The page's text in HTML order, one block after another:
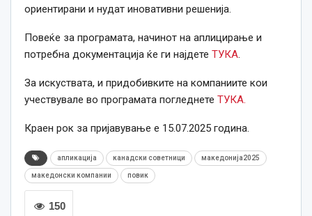
ориентирани и нудат иновативни решенија.
Повеќе за програмата, начинот на аплицирање и
потребна документација ќе ги најдете ТУКА.
За искуствата, и придобивките на компаниите кои
учествувале во програмата погледнете ТУКА.
Краен рок за пријавување е 15.07.2025 година.
апликација канадски советници македонија2025
македонски компании повик
150